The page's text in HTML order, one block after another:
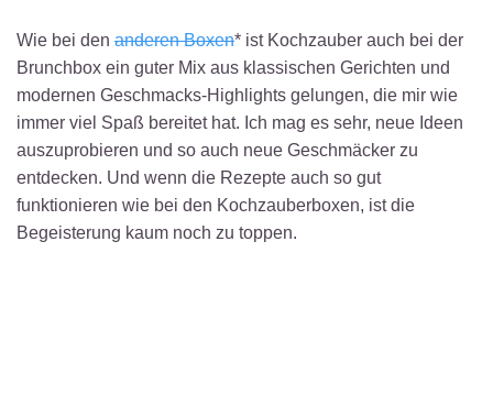
Wie bei den anderen Boxen* ist Kochzauber auch bei der
Brunchbox ein guter Mix aus klassischen Gerichten und
modernen Geschmacks-Highlights gelungen, die mir wie
immer viel Spaß bereitet hat. Ich mag es sehr, neue Ideen
auszuprobieren und so auch neue Geschmäcker zu
entdecken. Und wenn die Rezepte auch so gut
funktionieren wie bei den Kochzauberboxen, ist die
Begeisterung kaum noch zu toppen.